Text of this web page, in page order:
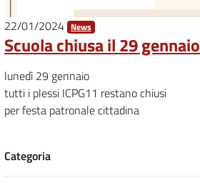
22/01/2024 News
Scuola chiusa il 29 gennaio
lunedì 29 gennaio
tutti i plessi ICPG11 restano chiusi
per festa patronale cittadina
Categoria